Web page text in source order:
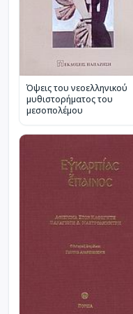
Όψεις του νεοελληνικού
μυθιστορήματος του
μεσοπολέμου